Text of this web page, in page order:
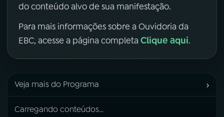
do conteúdo alvo de sua manifestação.
Para mais informações sobre a Ouvidoria da
EBC, acesse a página completa Clique aqui.
Veja mais do Programa ›
Carregando conteúdos...